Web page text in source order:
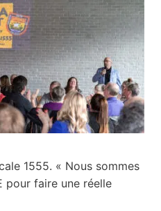
1555. « Nous sommes
pour faire une réelle